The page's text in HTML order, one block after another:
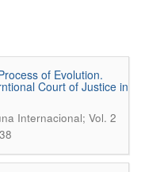
of Evolution.
Court of Justice in
Internacional; Vol. 2